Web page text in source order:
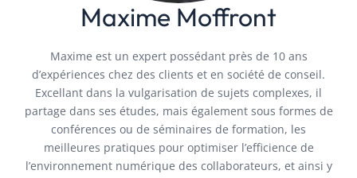
Maxime Moffront
Maxime est un expert possédant près de 10 ans
d’expériences chez des clients et en société de conseil.
Excellant dans la vulgarisation de sujets complexes, il
partage dans ses études, mais également sous formes de
conférences ou de séminaires de formation, les
meilleures pratiques pour optimiser l’efficience de
l’environnement numérique des collaborateurs, et ainsi y